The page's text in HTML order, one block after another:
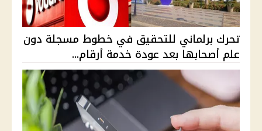
تحرك برلماني للتحقيق في خطوط مسجلة دون
علم أصحابها بعد عودة خدمة أرقام...